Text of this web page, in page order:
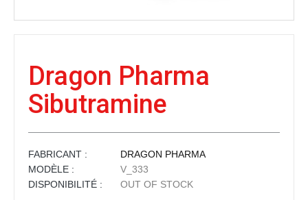
Dragon Pharma
Sibutramine
FABRICANT :
DRAGON PHARMA
MODÈLE :
V_333
DISPONIBILITÉ :
OUT OF STOCK